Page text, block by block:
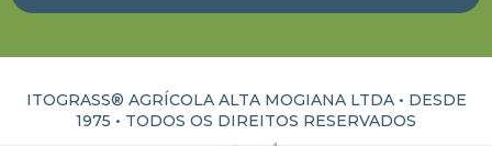
ITOGRASS® AGRÍCOLA ALTA MOGIANA LTDA • DESDE
1975 • TODOS OS DIREITOS RESERVADOS